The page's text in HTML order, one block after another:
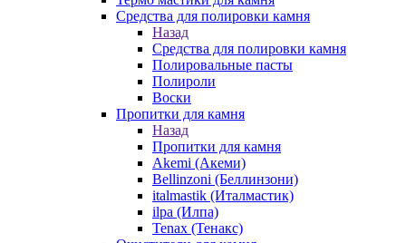
Средства для полировки камня
Назад
Средства для полировки камня
Полировальные пасты
Полироли
Воски
Пропитки для камня
Назад
Пропитки для камня
Akemi (Акеми)
Bellinzoni (Беллинзони)
italmastik (Италмастик)
ilpa (Илпа)
Tenax (Тенакс)